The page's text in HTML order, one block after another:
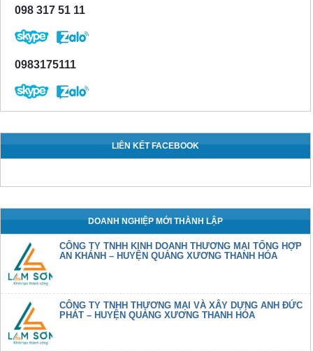
098 317 51 11
0983175111
LIÊN KẾT FACEBOOK
DOANH NGHIỆP MỚI THÀNH LẬP
CÔNG TY TNHH KINH DOANH THƯƠNG MẠI TỔNG HỢP
AN KHÁNH – HUYỆN QUẢNG XƯƠNG THANH HÓA
CÔNG TY TNHH THƯƠNG MẠI VÀ XÂY DỰNG ANH ĐỨC
PHÁT – HUYỆN QUẢNG XƯƠNG THANH HÓA